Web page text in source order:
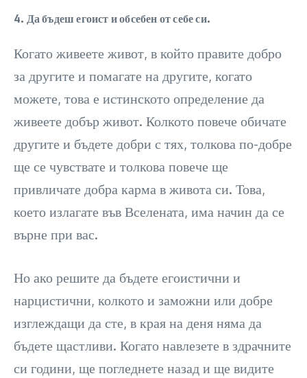
4. Да бъдеш егоист и обсебен от себе си.
Когато живеете живот, в който правите добро
за другите и помагате на другите, когато
можете, това е истинското определение да
живеете добър живот. Колкото повече обичате
другите и бъдете добри с тях, толкова по-добре
ще се чувствате и толкова повече ще
привличате добра карма в живота си. Това,
което излагате във Вселената, има начин да се
върне при вас.
Но ако решите да бъдете егоистични и
нарцистични, колкото и заможни или добре
изглеждащи да сте, в края на деня няма да
бъдете щастливи. Когато навлезете в здрачните
си години, ще погледнете назад и ще видите